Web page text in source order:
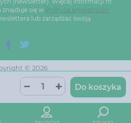
Do koszyka
się w Polityce prywatności.
lub zarządzać swoją
© 2026
Oprogramowanie sklepu:
AptusShop
i strony:Aptus.pl